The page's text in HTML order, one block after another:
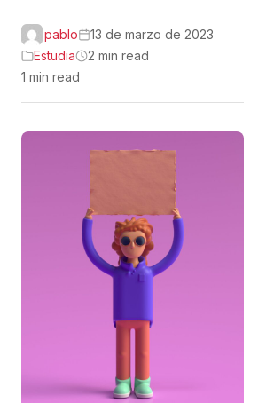
pablo
13 de marzo de 2023
Estudia
2 min read
1 min read